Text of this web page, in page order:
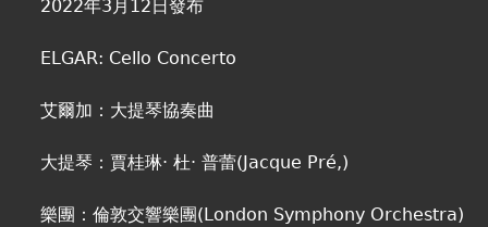
2022年3月12日發布
ELGAR: Cello Concerto
艾爾加：大提琴協奏曲
大提琴：賈桂琳· 杜· 普蕾(Jacque Pré,)
樂團：倫敦交響樂團(London Symphony Orchestra)